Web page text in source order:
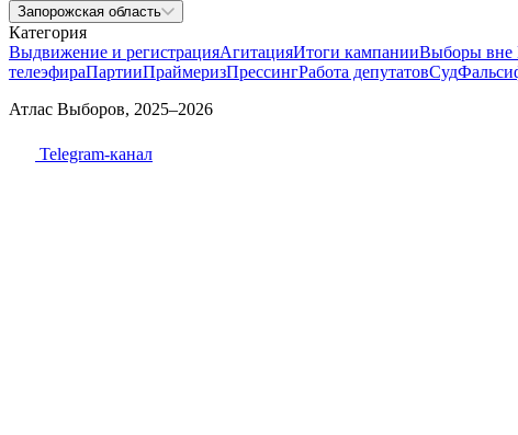
Запорожская область
Категория
Выдвижение и регистрацияАгитацияИтоги кампанииВыборы вне
телеэфираПартииПраймеризПрессингРабота депутатовСуд
Атлас Выборов, 2025–2026
Telegram-канал